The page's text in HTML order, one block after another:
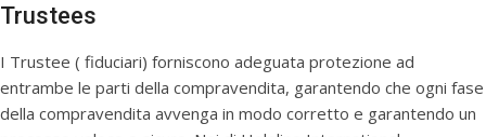
Trustees
I Trustee ( fiduciari) forniscono adeguata protezione ad
entrambe le parti della compravendita, garantendo che ogni fase
della compravendita avvenga in modo corretto e garantendo un